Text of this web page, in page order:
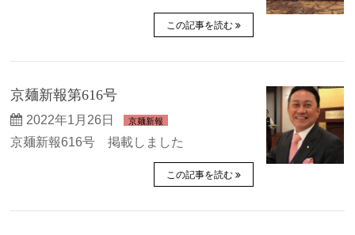
この記事を読む
京麺新報第616号
2022年1月26日 京麺新報
京麺新報616号 掲載しました
この記事を読む